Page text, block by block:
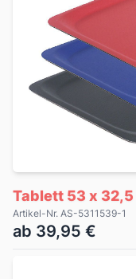
Tablett 53 x
Artikel-Nr. AS-5311539-1
ab 39,95 €